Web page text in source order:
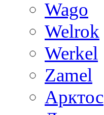
Wago
Welrok
Werkel
Zamel
Арктос